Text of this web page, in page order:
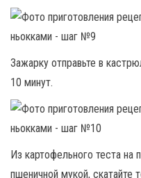
Зажарку отправьте в
10 минут.
Из картофельного теста на
пшеничной мукой, скатайте